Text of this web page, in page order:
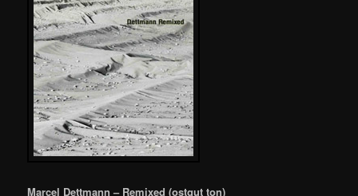
Marcel Dettmann – Remixed (ostgut ton)